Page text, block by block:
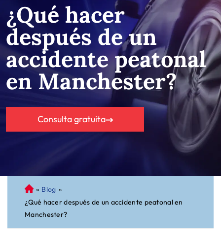
¿Qué hacer
después de un
accidente peatonal
en Manchester?
Consulta gratuita
A
bo
ga
do
» Blog »
¿Qué hacer después de un accidente peatonal en
Manchester?